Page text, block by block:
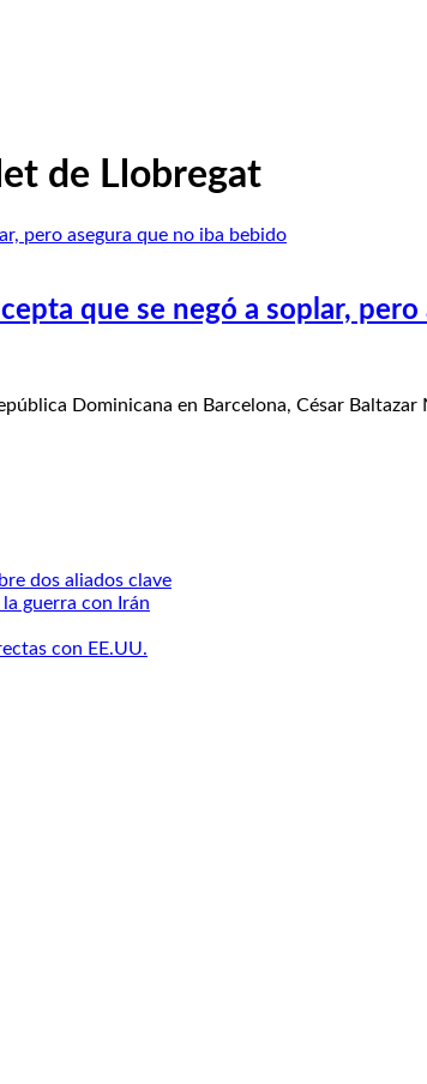
de Llobregat
que se negó a soplar,
Dominicana en Barcelona, César
dos aliados clave
guerra con Irán
con EE.UU.